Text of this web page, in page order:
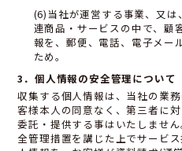
(6)当社が運営する事業、又
連商品・サービスの中で、顧
報を、郵便、電話、電子メー
ため。
3．個人情報の安全管理について
収集する個人情報は、当社の業
客様本人の同意なく、第三者に
委託・提供する事はいたしませ
全管理措置を講じた上でサービ